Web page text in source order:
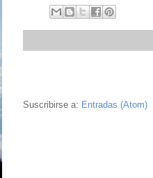
Suscribirse a: Entradas (Atom)